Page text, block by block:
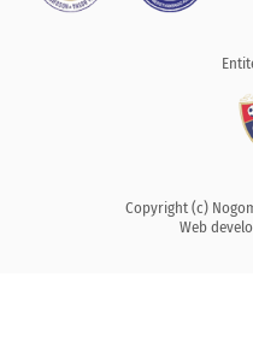
Copyright (c)
Web